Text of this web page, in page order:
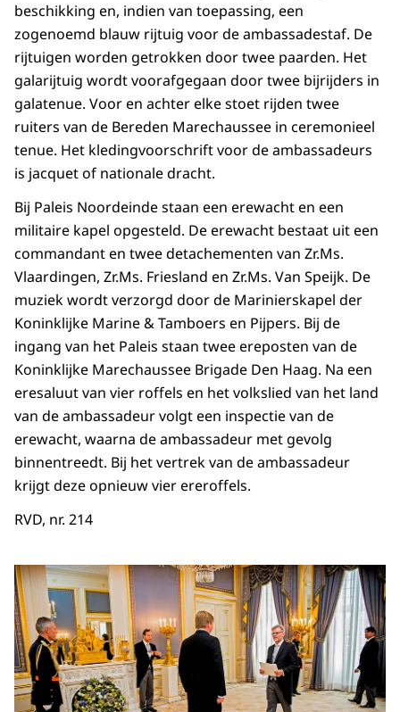
beschikking en, indien van toepassing, een
zogenoemd blauw rijtuig voor de ambassadestaf. De
rijtuigen worden getrokken door twee paarden. Het
galarijtuig wordt voorafgegaan door twee bijrijders in
galatenue. Voor en achter elke stoet rijden twee
ruiters van de Bereden Marechaussee in ceremonieel
tenue. Het kledingvoorschrift voor de ambassadeurs
is jacquet of nationale dracht.
Bij Paleis Noordeinde staan een erewacht en een
militaire kapel opgesteld. De erewacht bestaat uit een
commandant en twee detachementen van Zr.Ms.
Vlaardingen, Zr.Ms. Friesland en Zr.Ms. Van Speijk. De
muziek wordt verzorgd door de Marinierskapel der
Koninklijke Marine & Tamboers en Pijpers. Bij de
ingang van het Paleis staan twee ereposten van de
Koninklijke Marechaussee Brigade Den Haag. Na een
eresaluut van vier roffels en het volkslied van het land
van de ambassadeur volgt een inspectie van de
erewacht, waarna de ambassadeur met gevolg
binnentreedt. Bij het vertrek van de ambassadeur
krijgt deze opnieuw vier ereroffels.
RVD, nr. 214